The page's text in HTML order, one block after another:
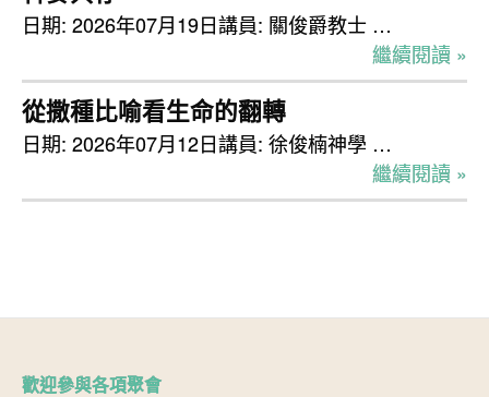
日期: 2026年07月19日講員: 關俊爵教士 …
繼續閱讀 »
從撒種比喻看生命的翻轉
日期: 2026年07月12日講員: 徐俊楠神學 …
繼續閱讀 »
歡迎參與各項聚會